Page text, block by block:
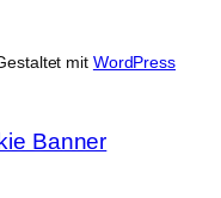
mit WordPress
Banner